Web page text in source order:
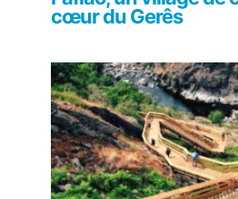
cœur du Gerês